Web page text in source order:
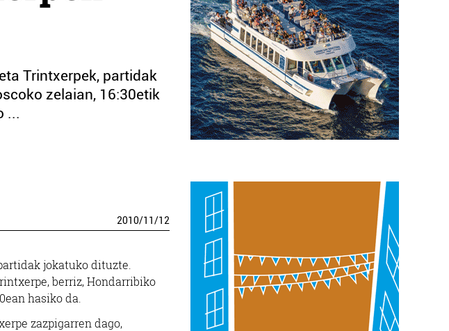
Trintxerpek, partidak
zelaian, 16:30etik
...
2010/11/12
jokatuko dituzte.
berriz, Hondarribiko
hasiko da.
zazpigarren dago,